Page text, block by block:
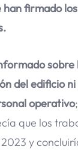
han firmado
sobre
del edificio ni
operativo
que los
y